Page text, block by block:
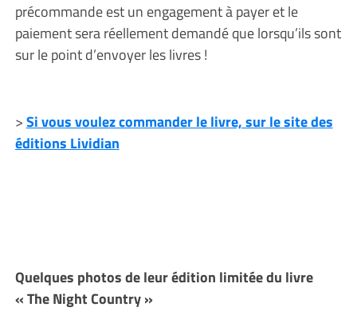
précommande est un engagement à payer et le
paiement sera réellement demandé que lorsqu’ils sont
sur le point d’envoyer les livres !
>Si vous voulez commander le livre, sur le site des
éditions Lividian
Quelques photos de leur édition limitée du livre
« The Night Country »